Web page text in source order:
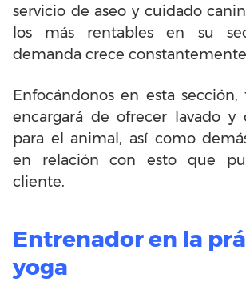
servicio de aseo y cuidado
los más rentables en su
demanda crece
Enfocándonos en esta
encargará de ofrecer lavado
para el animal, así como
en relación con esto que
cliente.
Entrenador en la
yoga